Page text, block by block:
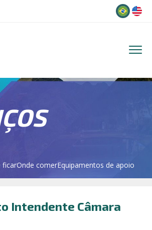
ficarOnde comerEquipamentos de apoio
Intendente Câmara